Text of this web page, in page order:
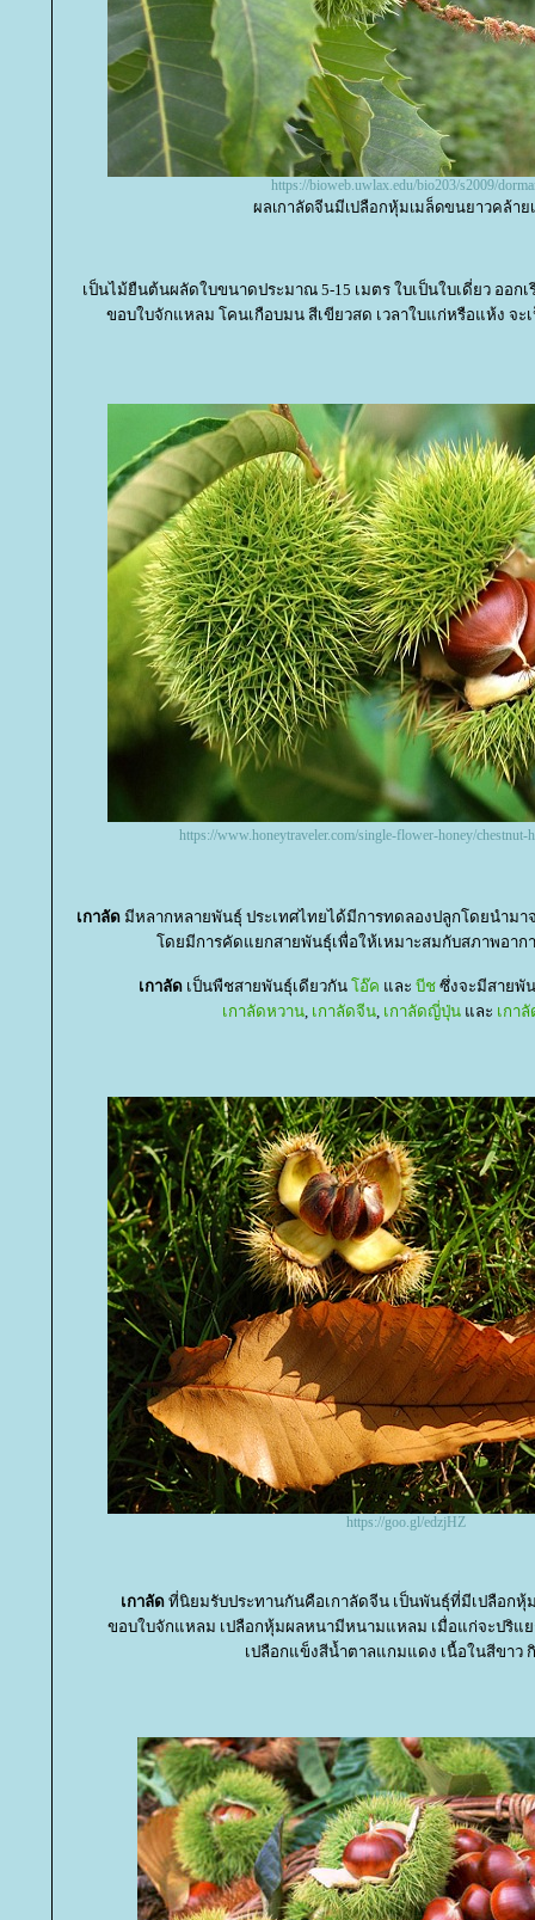
https://bioweb.uwlax.edu/bio203/s2009/
ผลเกาลัดจีนมีเปลือกหุ้มเมล็ดขนยาวคล้ายเ
เป็นไม้ยืนต้นผลัดใบขนาดประมาณ 5-15 เมตร ใบเป็นใบเดี่ยว ออก
ขอบใบจักแหลม คนเกือบมน สีเขียวสด เวลาใบแก่หรือแห้ง จะ
https://www.honeytraveler.com/single-flower-honey/chestnut-
เกาลัด มีหลากหลายพันธุ์ ประเทศไทยได้มีการทดลองปลูกโดยนำมา
ดยมีการคัดแยกสายพันธุ์เพื่อให้เหมาะสมกับสภาพอาก
เกาลัด เป็นพืชสายพันธุ์เดียวกัน อ๊ค ละ บีชซึ่งจะมีสายพั
เกาลัดหวาน, เกาลัดจีน, เกาลัดญี่ปุ่นละ เกา
https://goo.gl/edzjHZ
เกาลัดที่นิยมรับประทานกันคือเกาลัดจีน เป็นพันธุ์ที่มีเปลือกหุ้
ขอบใบจักแหลม เปลือกหุ้มผลหนามีหนามแหลม เมื่อแก่จะปริแย
เปลือกแข็งสีน้ำตาลแกมแดง เนื้อในสีขาว